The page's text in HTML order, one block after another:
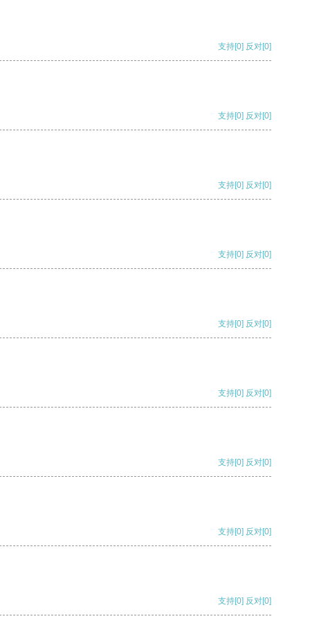
支持[0] 反对[0]
支持[0] 反对[0]
支持[0] 反对[0]
支持[0] 反对[0]
支持[0] 反对[0]
支持[0] 反对[0]
支持[0] 反对[0]
支持[0] 反对[0]
支持[0] 反对[0]